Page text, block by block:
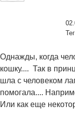
Однажды, когда
кошку.... Так в
шла с человеком
помогала....
Или как еще